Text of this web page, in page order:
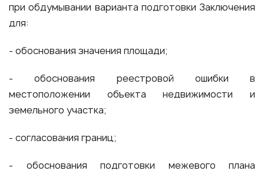
при обдумывании варианта подготовки Заключения
для:
- обоснования значения площади;
- обоснования реестровой ошибки в
местоположении объекта недвижимости и
земельного участка;
- согласования границ;
- обоснования подготовки межевого плана